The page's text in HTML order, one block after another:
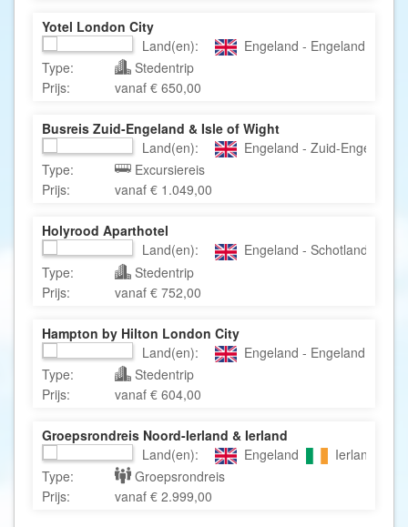
Yotel London City
Land(en):
Engeland - Engeland -
Type:
Stedentrip
Prijs:
vanaf € 650,00
Busreis Zuid-Engeland & Isle of Wight
Land(en):
Engeland - Zuid-Engeland -
Type:
Excursiereis
Prijs:
vanaf € 1.049,00
Holyrood Aparthotel
Land(en):
Engeland - Schotland -
Type:
Stedentrip
Prijs:
vanaf € 752,00
Hampton by Hilton London City
Land(en):
Engeland - Engeland -
Type:
Stedentrip
Prijs:
vanaf € 604,00
Groepsrondreis Noord-Ierland & Ierland
Land(en):
Engeland
Ierland
Type:
Groepsrondreis
Prijs:
vanaf € 2.999,00